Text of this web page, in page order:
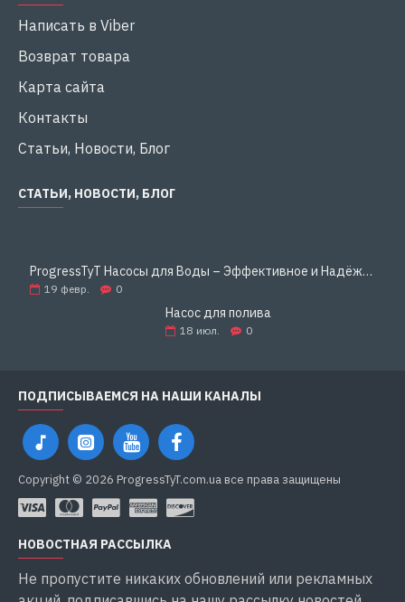
Написать в Viber
Возврат товара
Карта сайта
Контакты
Статьи, Новости, Блог
СТАТЬИ, НОВОСТИ, БЛОГ
ProgressTyT Насосы для Воды – Эффективное и Надёжное Решение для Дома и Бизнеса
19 февр. 0
Насос для полива
18 июл. 0
ПОДПИСЫВАЕМСЯ НА НАШИ КАНАЛЫ
Copyright © 2026 ProgressTyT.com.ua все права защищены
НОВОСТНАЯ РАССЫЛКА
Не пропустите никаких обновлений или рекламных